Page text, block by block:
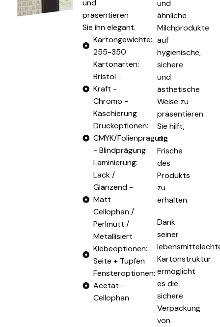
und
präsentieren
Sie ihn elegant.
Kartongewichte:
255-350
Kartonarten:
Bristol -
Kraft -
Chromo -
Kaschierung
Druckoptionen:
CMYK/Folienprägung
- Blindprägung
Laminierung:
Lack /
Glänzend -
Matt
Cellophan /
Perlmutt /
Metallisiert
Klebeoptionen:
Seite + Tupfen
Fensteroptionen:
Acetat -
Cellophan
und
ähnliche
Milchprodukte
auf
hygienische,
sichere
und
ästhetische
Weise zu
präsentieren.
Sie hilft,
die
Frische
des
Produkts
zu
erhalten.
Dank
seiner
Kartonstruktur
ermöglicht
es die
sichere
Verpackung
von